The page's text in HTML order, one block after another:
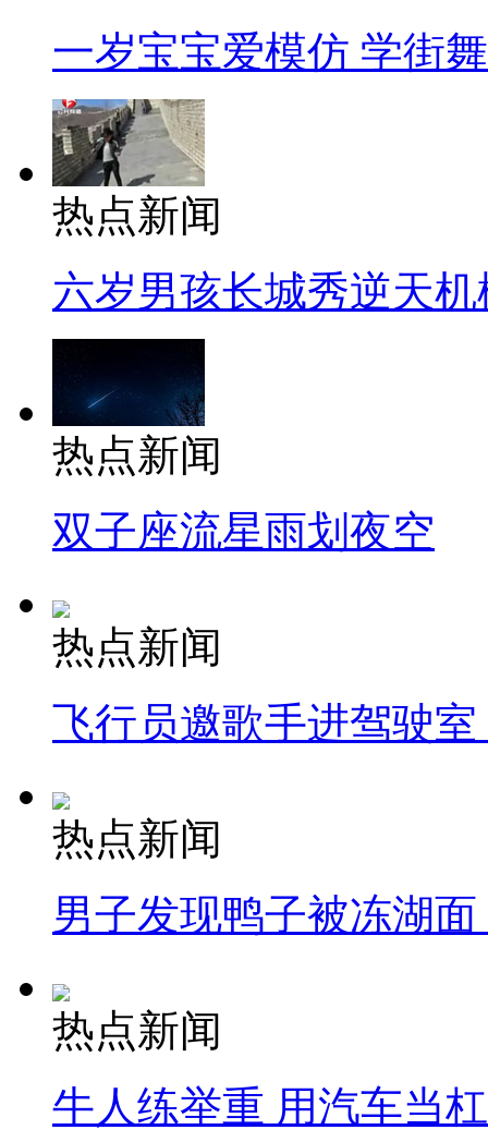
一岁宝宝爱模仿 学街
热点新闻
六岁男孩长城秀逆天机
热点新闻
双子座流星雨划夜空
热点新闻
飞行员邀歌手进驾驶
热点新闻
男子发现鸭子被冻湖
热点新闻
牛人练举重 用汽车当